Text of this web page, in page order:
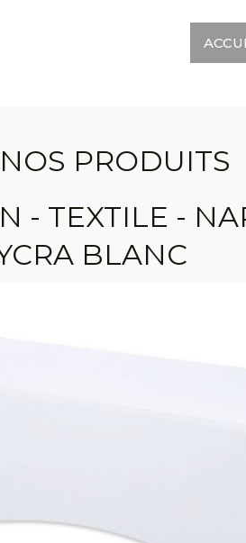
NOS PRODUITS
- TEXTILE -
BLANC